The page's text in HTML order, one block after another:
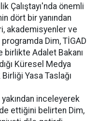
Çalıştayı'nda önemli
dört bir yanından
akademisyenler ve
Dim, TİGAD
birlikte Adalet Bakanı
Küresel Medya
Yasa Taslağı
yakından inceleyerek
ettiğini belirten Dim,